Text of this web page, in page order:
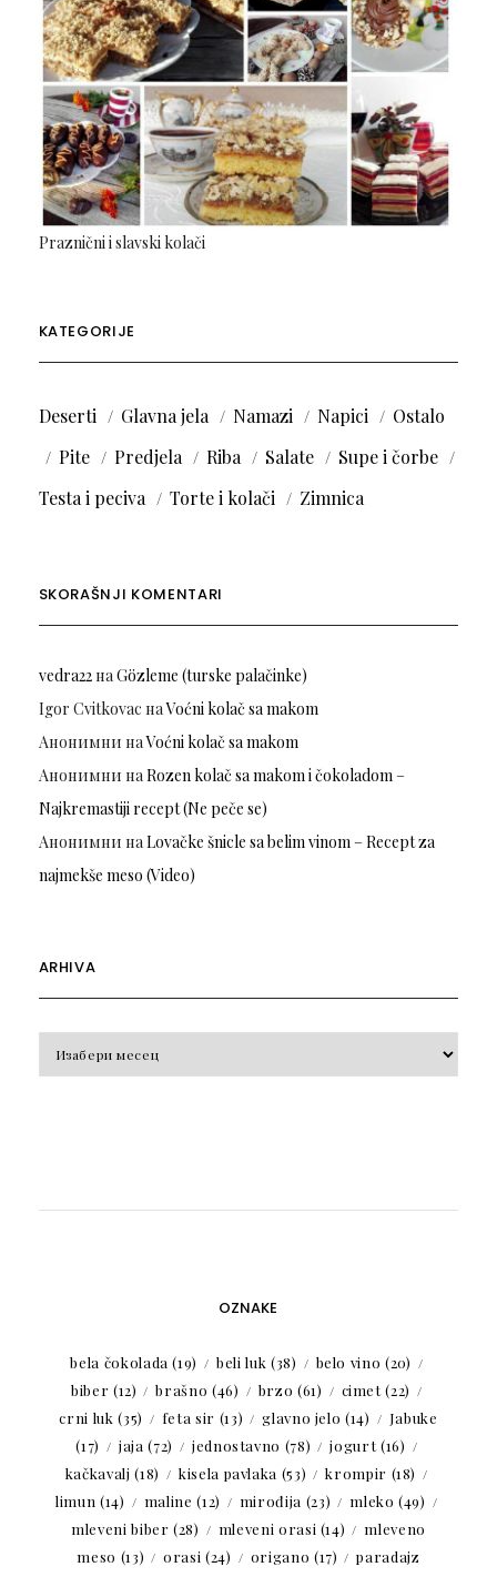
Praznični i slavski kolači
KATEGORIJE
Deserti Glavna jela Namazi Napici
Ostalo
Pite
Predjela Riba Salate
Supe i čorbe
Testa i peciva
Torte i kolači Zimnica
SKORAŠNJI KOMENTARI
vedra22наGözleme (turske palačinke)
Igor Cvitkovac наVoćni kolač sa makom
Анонимни наVoćni kolač sa makom
Анонимни наRozen kolač sa makom i čokoladom –
Najkremastiji recept (Ne peče se)
Анонимни наLovačke šnicle sa belim vinom – Recept za
najmekše meso (Video)
ARHIVA
OZNAKE
bela čokolada (19) beli luk (38) belo vino (20)
biber (12) brašno (46) brzo (61) cimet(22)
crni luk (35) feta sir (13) glavno jelo (14)
Jabuke
(17)
jaja (72) jednostavno (78) jogurt(16)
kačkavalj (18) kisela pavlaka (53) krompir (18)
limun (14) maline (12) mirođija (23) mleko (49)
mleveni biber (28) mleveni orasi (14)
mleveno
meso (13) orasi (24) origano (17)
paradajz